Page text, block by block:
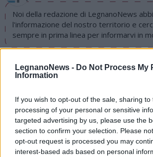
LegnanoNews - Do Not Process My
Information
If you wish to opt-out of the sale, sharing
processing of your personal or sensitive
targeted advertising by us, please use the
section to confirm your selection. Please
opt-out request is processed you may
interest-based ads based on personal
Noi della redazione di LegnanoNews
l'informazione del nostro territorio e
sempre in prima linea per informarvi in
costruzioni
LEGGI GLI ALTRI
ALTRE NEWS
Commenti